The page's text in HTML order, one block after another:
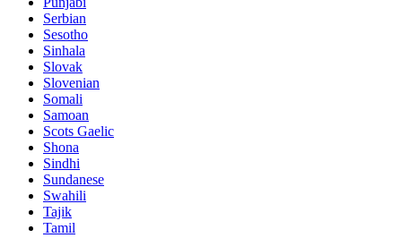
Serbian
Sesotho
Sinhala
Slovak
Slovenian
Somali
Samoan
Scots Gaelic
Shona
Sindhi
Sundanese
Swahili
Tajik
Tamil